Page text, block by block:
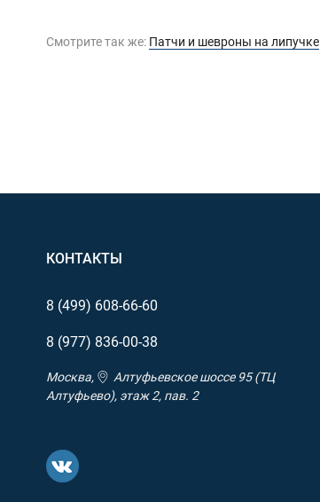
Смотрите так же: Патчи и шевроны на липучке
КОНТАКТЫ
8 (499) 608-66-60
8 (977) 836-00-38
Москва,
Алтуфьевское шоссе 95 (ТЦ
Алтуфьево), этаж 2, пав. 2